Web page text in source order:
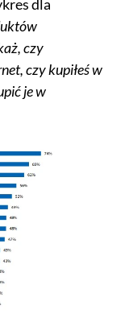
dla
czy
czy kupiłeś w
je w